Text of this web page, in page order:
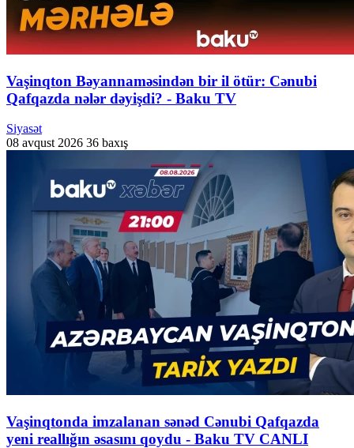
Vaşinqton Bəyannaməsindən bir il ötür: Cənubi
Qafqazda nələr dəyişdi? - Baku TV
Siyasət
08 avqust 2026 36 baxış
Vaşinqtonda imzalanan sənəd Cənubi Qafqazda
yeni reallığın əsasını qoydu - Baku TV CANLI